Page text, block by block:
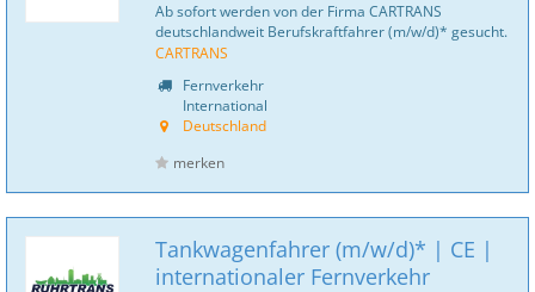
Ab sofort werden von der Firma CARTRANS
deutschlandweit Berufskraftfahrer (m/w/d)* gesucht.
CARTRANS
Fernverkehr
International
Deutschland
merken
Tankwagenfahrer (m/w/d)* | CE |
internationaler Fernverkehr